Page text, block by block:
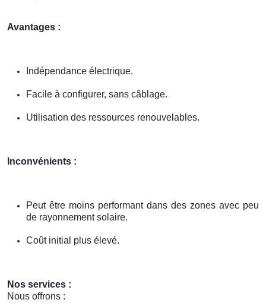
Avantages :
Indépendance électrique.
Facile à configurer, sans câblage.
Utilisation des ressources renouvelables.
Inconvénients :
Peut être moins performant dans des zones avec peu
de rayonnement solaire.
Coût initial plus élevé.
Nos services :
Nous offrons :